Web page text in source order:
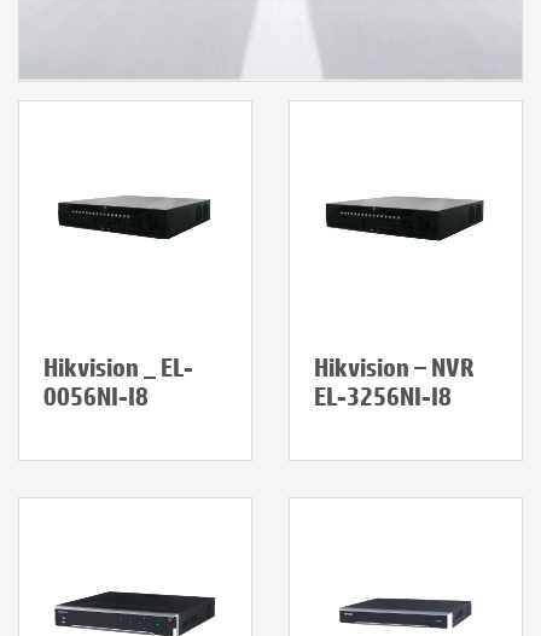
Hikvision _ EL-
0056NI-I8
Hikvision – NVR
EL-3256NI-I8